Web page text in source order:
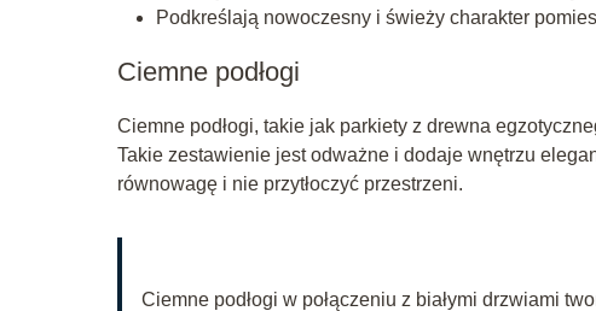
Podkreślają nowoczesny i świeży charakter
Ciemne podłogi
Ciemne podłogi, takie jak parkiety z drewna
Takie zestawienie jest odważne i dodaje wnętrzu
równowagę i nie przytłoczyć przestrzeni.
Ciemne podłogi w połączeniu z białymi drzwiami